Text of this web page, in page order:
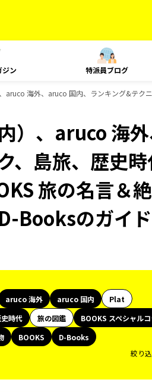
ジン 特派員ブログ
aruco 海外、aruco 国内、ランキング&テク
）、aruco 海
、島旅、歴史
旅の名言＆
Booksのガイ
aruco 海外 aruco 国内
Plat
時代 旅の図鑑
BOOKS スペシャル
BOOKS
D-Books
絞り